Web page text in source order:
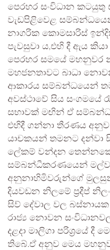
පෙරහර සංවිධාන කටයුතු
වැඩපිළිවෙළ
නාගරික කොමසාරිස්
පැවසුවා ය,එහි දී ඇය
පෙරහර සමයේ මහනුවර
මහජනතාවට බාධා
ආකාරය සම්බන්ධයෙන්
අවස්ථාවේ සිය සංගමයේ
සභාවක් මඟින් ඒ
එහිදී ගන්නා තීරණය
යාචකයන් තමනට දන්වා
ලේකම් වන්දන
සම්බන්ධීකරණයෙන්
අනුනාහිමිවරුන්ගේ
දියවඩන නිලමේ ප්‍රදීප්
සිව් දේවාල වල
රාජ්‍ය නොවන
දළදා මාලිගා පරිශ්‍රයේ දී
තිබේ.ඒ අනුව මෙය